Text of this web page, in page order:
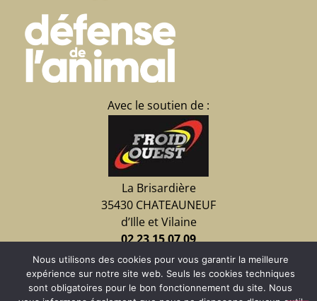
Avec le soutien de :
La Brisardière
35430 CHATEAUNEUF
d’Ille et Vilaine
02 23 15 07 09
Faire un don
Nous utilisons des cookies pour vous garantir la meilleure
expérience sur notre site web. Seuls les cookies techniques
sont obligatoires pour le bon fonctionnement du site. Nous